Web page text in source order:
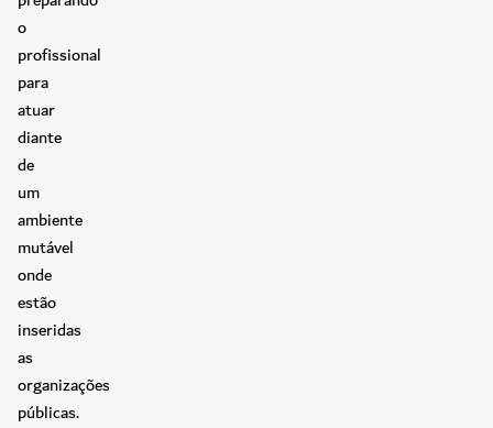
o
profissional
para
atuar
diante
de
um
ambiente
mutável
onde
estão
inseridas
as
organizações
públicas.